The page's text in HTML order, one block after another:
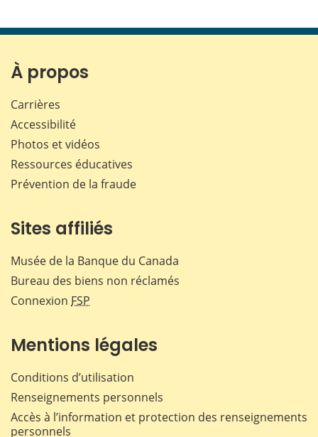
À propos
Carrières
Accessibilité
Photos et vidéos
Ressources éducatives
Prévention de la fraude
Sites affiliés
Musée de la Banque du Canada
Bureau des biens non réclamés
Connexion FSP
Mentions légales
Conditions d’utilisation
Renseignements personnels
Accès à l’information et protection des renseignements
personnels